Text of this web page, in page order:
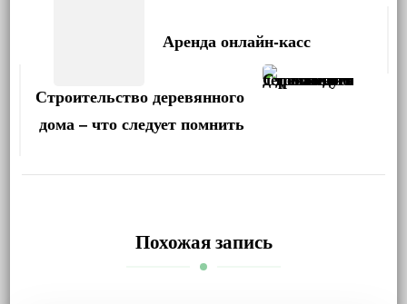
Аренда онлайн-касс
Строительство деревянного
дома – что следует помнить
Похожая запись